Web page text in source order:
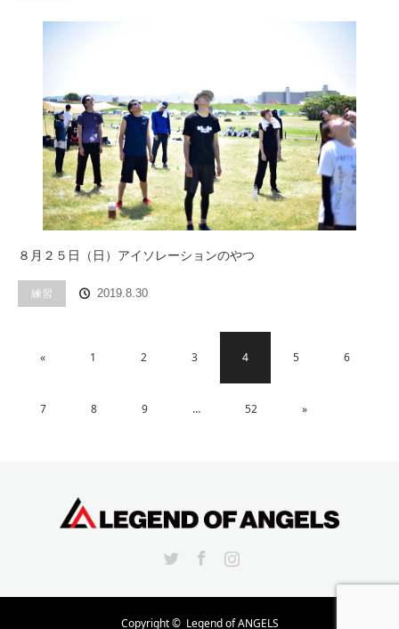
８月２５日（日）アイソレーションのやつ
練習 2019.8.30
« 1 2 3 4 5 6
7 8 9 … 52 »
Copyright © Legend of ANGELS